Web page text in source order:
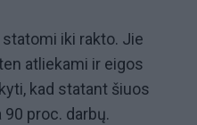
iki rakto. Jie
atliekami ir eigos
kad statant šiuos
proc. darbų.